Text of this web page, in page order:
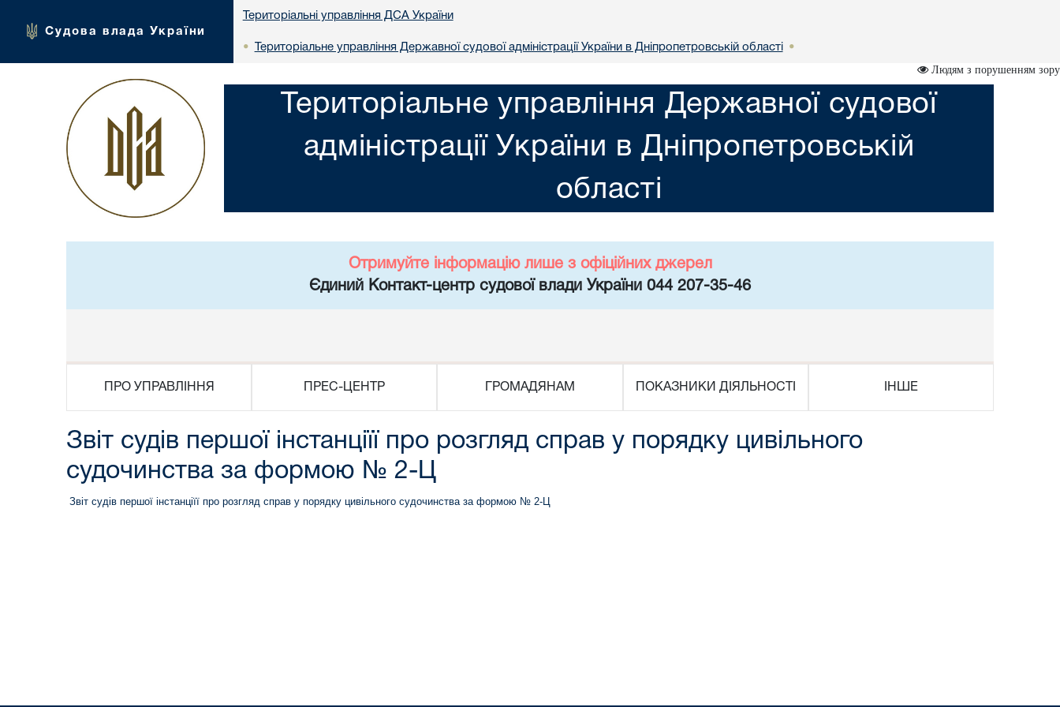
Судова влада України
Територіальні управління ДСА України
• Територіальне управління Державної судової адміністрації України в Днiпропетровській областi
•
Людям з порушенням зору
Територіальне управління Державної судової
адміністрації України в Днiпропетровській
областi
Отримуйте інформацію лише з офіційних джерел
Єдиний Контакт-центр судової влади України 044 207-35-46
ПРО УПРАВЛІННЯ ПРЕС-ЦЕНТР ГРОМАДЯНАМ ПОКАЗНИКИ ДІЯЛЬНОСТІ ІНШЕ
Звіт судів першої інстанціїї про розгляд справ у порядку цивільного
судочинства за формою № 2-Ц
Звіт судів першої інстанціїї про розгляд справ у порядку цивільного судочинства за формою № 2-Ц